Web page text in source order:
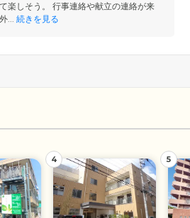
楽しそう。 行事連絡や献立の連絡が来
... 続きを見る
4 5